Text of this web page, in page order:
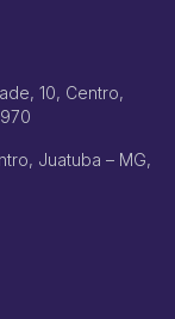
10, Centro,
Juatuba – MG,